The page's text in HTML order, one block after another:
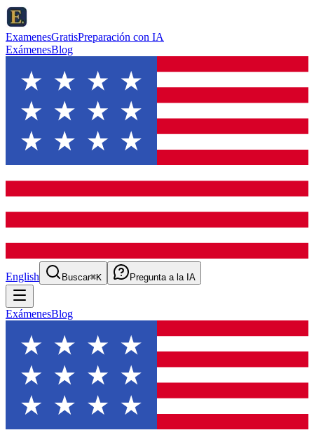
ExamenesGratisPreparación con IA
ExámenesBlog
English Buscar⌘K Pregunta a la IA
ExámenesBlog